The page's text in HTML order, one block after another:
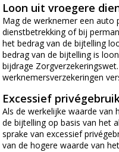
Loon uit vroegere
Mag de werknemer een auto
dienstbetrekking of bij
het bedrag van de bijtelling
bedrag van de bijtelling is
bijdrage
werknemersverzekeringen
Excessief
Als de werkelijke waarde van
de bijtelling op basis van het
sprake van excessief
van de hogere waarde van